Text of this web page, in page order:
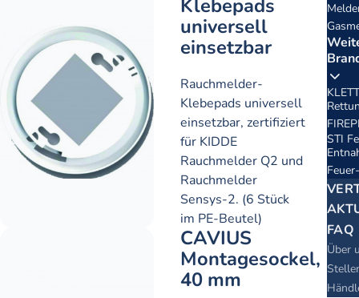
STI
FAQ
Über
Klebepads
universell
einsetzbar
Rauchmelder-
Klebepads universell
einsetzbar, zertifiziert
für KIDDE
Rauchmelder Q2 und
Rauchmelder
Sensys-2. (6 Stück
im PE-Beutel)
CAVIUS
Montagesockel,
40 mm